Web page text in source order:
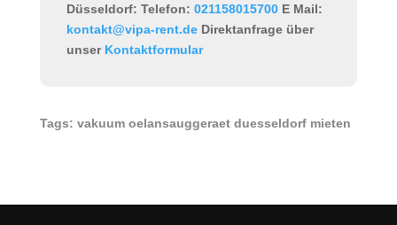
Düsseldorf: Telefon: 021158015700E Mail:
kontakt@vipa-rent.deDirektanfrage über
unser Kontaktformular
Tags: vakuum oelansauggeraet duesseldorf mieten